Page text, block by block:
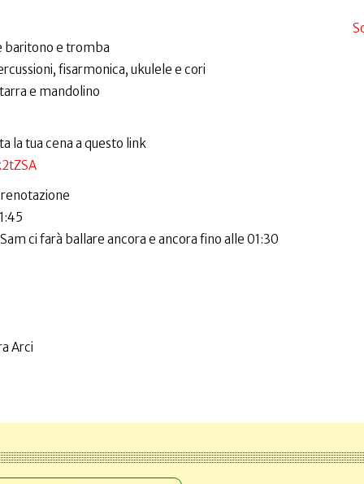
baritono e tromba
fisarmonica, ukulele e cori
e mandolino
la tua cena a questo link
ci farà ballare ancora e ancora fino alle 01:30
Arci